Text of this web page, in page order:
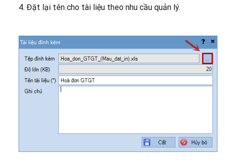
4. Đặt lại tên cho tài liệu theo nhu cầu quản lý.